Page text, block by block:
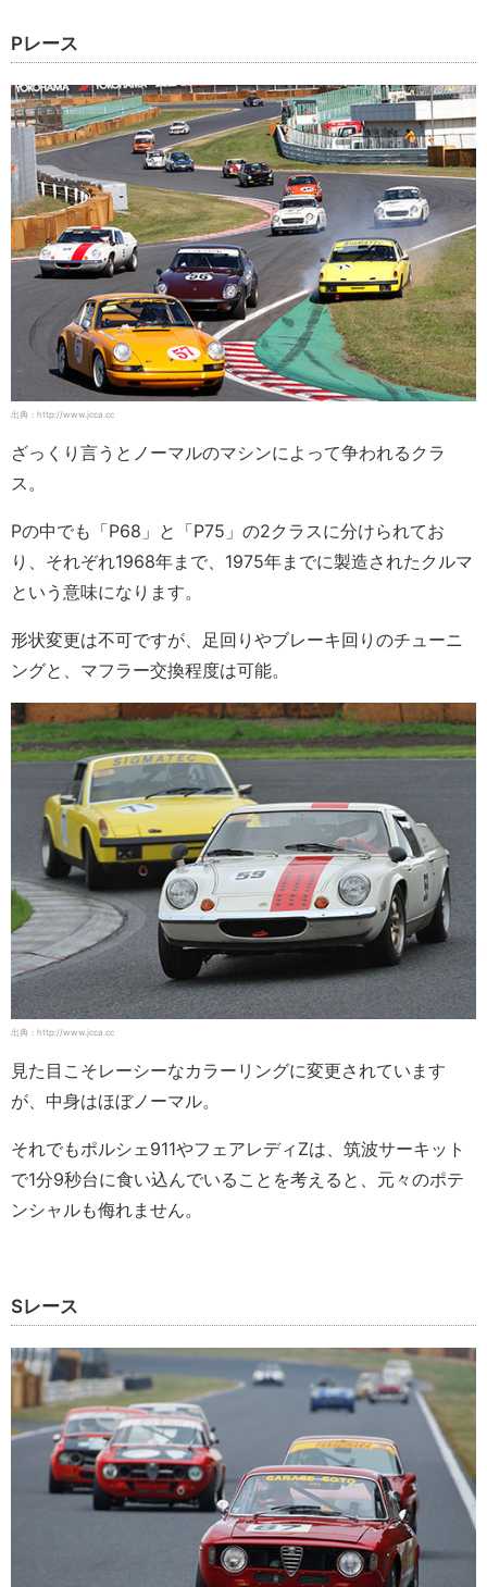
Pレース
出典：http://www.jcca.cc
ざっくり言うとノーマルのマシンによって争われるクラ
ス。
Pの中でも「P68」と「P75」の2クラスに分けられてお
り、それぞれ1968年まで、1975年までに製造されたクルマ
という意味になります。
形状変更は不可ですが、足回りやブレーキ回りのチューニ
ングと、マフラー交換程度は可能。
出典：http://www.jcca.cc
見た目こそレーシーなカラーリングに変更されています
が、中身はほぼノーマル。
それでもポルシェ911やフェアレディZは、筑波サーキット
で1分9秒台に食い込んでいることを考えると、元々のポテ
ンシャルも侮れません。
Sレース